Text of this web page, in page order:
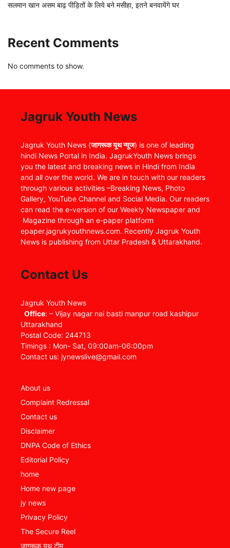
सलमान खान असम बाढ़ पीड़ितों के लिये बने मसीहा, इतने बनवायेंगे घर
Recent Comments
No comments to show.
Jagruk Youth News
Jagruk Youth News (जागरूक यूथ न्यूज) is one of leading
hindi News Portal in India. JagrukYouth News brings
you the latest and breaking news in Hindi from India
and all over the world. We are in touch with our readers
through various activities –Breaking News, Photo
Gallery, YouTube Channel and Social Media. Our readers
can read the e-version of our Weekly Newspaper and
Magazine through an e-paper platform
epaper.jagrukyouthnews.com. Recently Jagruk Youth
News is publishing from Uttar Pradesh & Uttarakhand.
Contact Us
Jagruk Youth News
Office: – Vijay nagar nai basti manpur road kashipur
Uttarakhand
Postal Code: 244713
Timings : Mon- Sat, 09:00am-06:00pm
Contact us: jynewslive@gmail.com
About us
Complaint Redressal
Contact us
Disclaimer
DNPA Code of Ethics
Editorial Policy
home
Home new page
jy news
Privacy Policy
The Secure Reel
जागरूक यूथ टीम